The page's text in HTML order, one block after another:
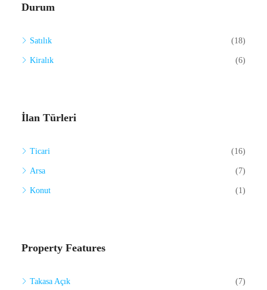
Durum
Satılık (18)
Kiralık (6)
İlan Türleri
Ticari (16)
Arsa (7)
Konut (1)
Property Features
Takasa Açık (7)